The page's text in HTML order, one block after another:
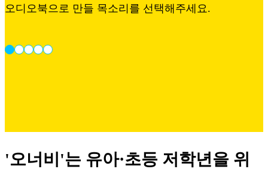
오디오북으로 만들 목소리를 선택해주세요.
'오너비'는 유아·초등 저학년을 위